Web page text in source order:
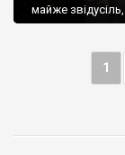
майже
1